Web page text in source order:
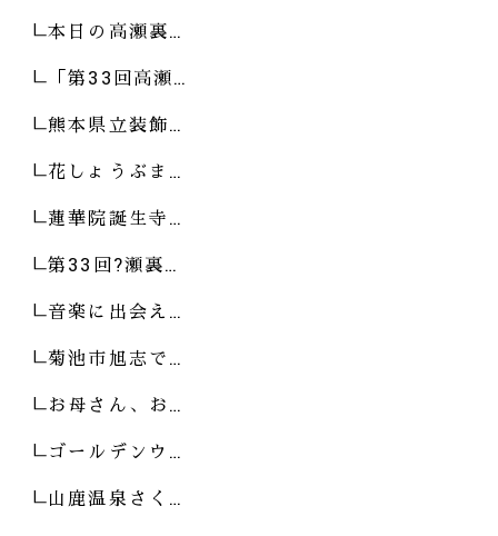
本日の高瀬裏…
「第33回高瀬…
熊本県立装飾…
花しょうぶま…
蓮華院誕生寺…
第33回?瀬裏…
音楽に出会え…
菊池市旭志で…
お母さん、お…
ゴールデンウ…
山鹿温泉さく…